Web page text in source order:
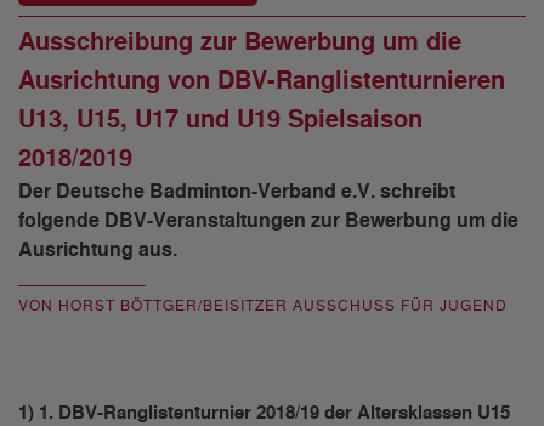
Ausschreibung zur Bewerbung um die
Ausrichtung von DBV-Ranglistenturnieren
U13, U15, U17 und U19 Spielsaison
2018/2019
Der Deutsche Badminton-Verband e.V. schreibt
folgende DBV-Veranstaltungen zur Bewerbung um die
Ausrichtung aus.
VON HORST BÖTTGER/BEISITZER AUSSCHUSS FÜR JUGEND
1) 1. DBV-Ranglistenturnier 2018/19 der Altersklassen U15